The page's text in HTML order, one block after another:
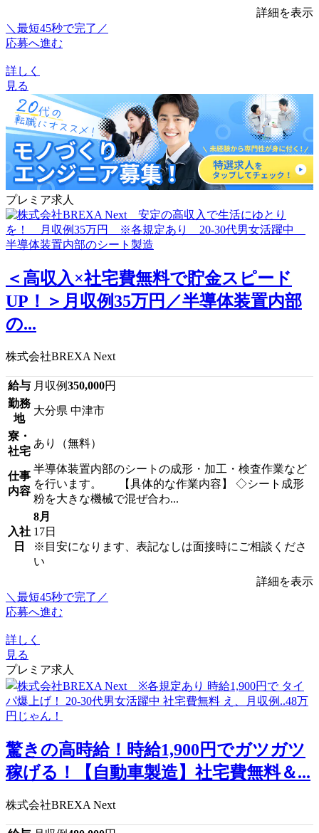
詳細を表示
＼最短45秒で完了／
応募へ進む
詳しく
見る
プレミア求人
＜高収入×社宅費無料で貯金スピード
UP！＞月収例35万円／半導体装置内部
の...
株式会社BREXA Next
給与 月収例350,000円
勤務
地
大分県 中津市
寮・
社宅
あり（無料）
仕事
内容
半導体装置内部のシートの成形・加工・検査作業など
を行います。 【具体的な作業内容】 ◇シート成形
粉を大きな機械で混ぜ合わ...
入社
日
8月
17日
※目安になります、表記なしは面接時にご相談くださ
い
詳細を表示
＼最短45秒で完了／
応募へ進む
詳しく
見る
プレミア求人
驚きの高時給！時給1,900円でガツガツ
稼げる！【自動車製造】社宅費無料＆...
株式会社BREXA Next